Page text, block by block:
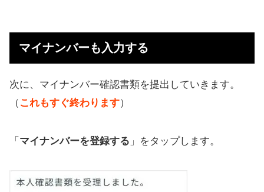
マイナンバーも入力する
次に、マイナンバー確認書類を提出していきます。
（ これもすぐ終わります）
「 マイナンバーを登録する 」をタップします。